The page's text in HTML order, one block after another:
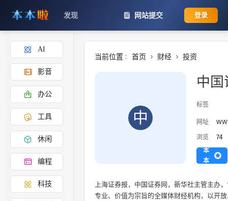
发现 网站提交 登录
AI
影音
办公
工具
休闲
编程
科技
当前位置 : 首页 财经 投资
中
中
标签
网址
浏览 74
添
到
本
本
主
页
上海证券报，中国证券网，新华社主管主办
专业、价值为宗旨的全媒体财经机构，以开